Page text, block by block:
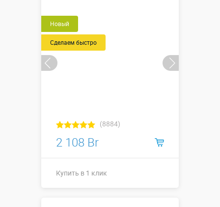
Новый
Сделаем быстро
(8884)
2 108 Br
Купить в 1 клик